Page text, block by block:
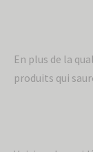
En plus de la
produits qui